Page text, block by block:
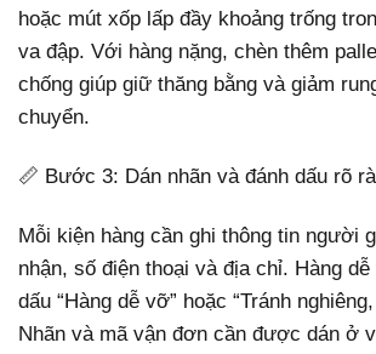
hoặc mút xốp lấp đầy khoảng trống
va đập. Với hàng nặng, chèn thêm
chống giúp giữ thăng bằng và giảm
chuyển.
📏 Bước 3: Dán nhãn và đánh dấu rõ
Mỗi kiện hàng cần ghi thông tin người
nhận, số điện thoại và địa chỉ. Hàng
dấu “Hàng dễ vỡ” hoặc “Tránh
Nhãn và mã vận đơn cần được dán ở